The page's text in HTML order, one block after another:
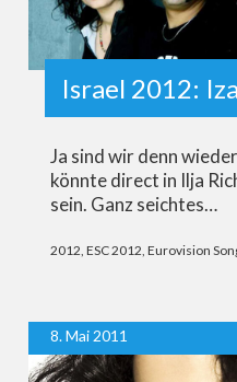
Israel 2012:
Ja sind wir denn
könnte direct in Ilja
sein. Ganz seichtes…
2012, ESC 2012, Eurovision
8. Mai 2011